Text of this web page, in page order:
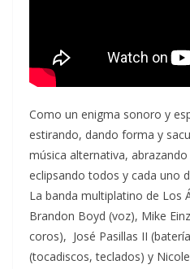
Como un enigma sonoro y
estirando, dando forma y
música alternativa,
eclipsando todos y cada uno
La banda multiplatino de Los
Brandon Boyd (voz), Mike
coros), José Pasillas II
(tocadiscos, teclados) y